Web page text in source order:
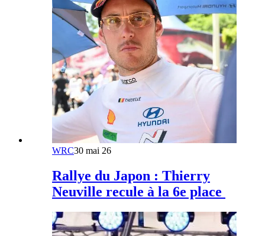
WRC30 mai 26
Rallye du Japon : Thierry
Neuville recule à la 6e place